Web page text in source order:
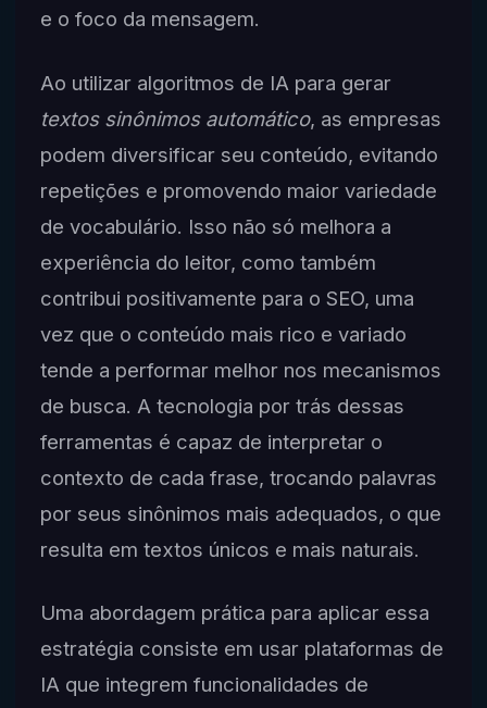
e o foco da mensagem.
Ao utilizar algoritmos de IA para gerar
textos sinônimos automático, as empresas
podem diversificar seu conteúdo, evitando
repetições e promovendo maior variedade
de vocabulário. Isso não só melhora a
experiência do leitor, como também
contribui positivamente para o SEO, uma
vez que o conteúdo mais rico e variado
tende a performar melhor nos mecanismos
de busca. A tecnologia por trás dessas
ferramentas é capaz de interpretar o
contexto de cada frase, trocando palavras
por seus sinônimos mais adequados, o que
resulta em textos únicos e mais naturais.
Uma abordagem prática para aplicar essa
estratégia consiste em usar plataformas de
IA que integrem funcionalidades de